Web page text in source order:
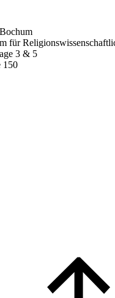
für
3 & 5
150